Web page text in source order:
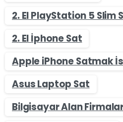
2. El PlayStation 5 Slim
2. El İphone Sat
Apple iPhone Satmak
Asus Laptop Sat
Bilgisayar Alan